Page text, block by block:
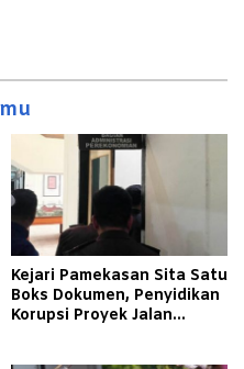
Kejari Pamekasan Sita Satu
Boks Dokumen, Penyidikan
Korupsi Proyek Jalan